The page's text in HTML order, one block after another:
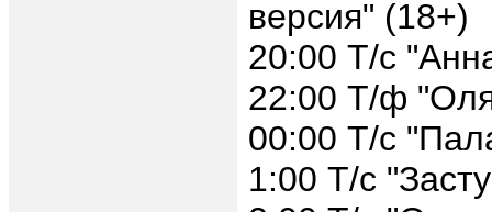
версия" (18+)
20:00 Т/с
22:00 Т/ф
00:00 Т/с
1:00 Т/с